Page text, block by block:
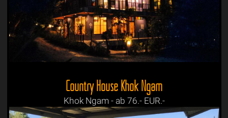
Country House Khok Ngam
Khok Ngam - ab 76.- EUR.-